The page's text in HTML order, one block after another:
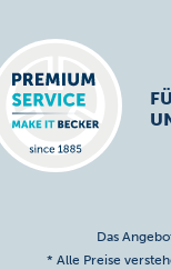
Das
* Alle Preise